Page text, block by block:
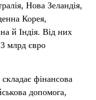
Нова Зеландія,
Корея,
й Індія. Від них
млрд євро
фінансова
допомога,